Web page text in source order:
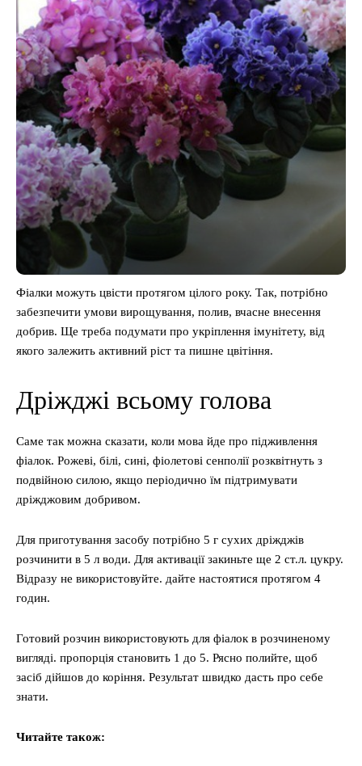
Фіалки можуть цвісти протягом цілого року. Так, потрібно
забезпечити умови вирощування, полив, вчасне внесення
добрив. Ще треба подумати про укріплення імунітету, від
якого залежить активний ріст та пишне цвітіння.
Дріжджі всьому голова
Саме так можна сказати, коли мова йде про підживлення
фіалок. Рожеві, білі, сині, фіолетові сенполії розквітнуть з
подвійною силою, якщо періодично їм підтримувати
дріжджовим добривом.
Для приготування засобу потрібно 5 г сухих дріжджів
розчинити в 5 л води. Для активації закиньте ще 2 ст.л. цукру.
Відразу не використовуйте. дайте настоятися протягом 4
годин.
Готовий розчин використовують для фіалок в розчиненому
вигляді. пропорція становить 1 до 5. Рясно полийте, щоб
засіб дійшов до коріння. Результат швидко дасть про себе
знати.
Читайте також: